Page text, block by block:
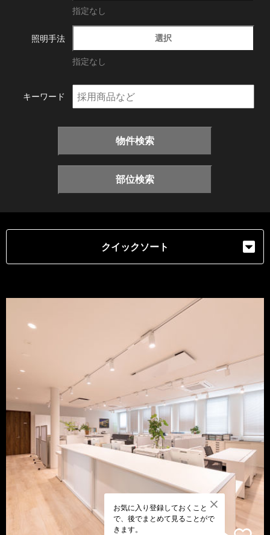
指定なし
照明手法 選択
指定なし
キーワード
物件検索
部位検索
クイックソート
お気に入り登録しておくこと
で、後でまとめて見ることがで
きます。